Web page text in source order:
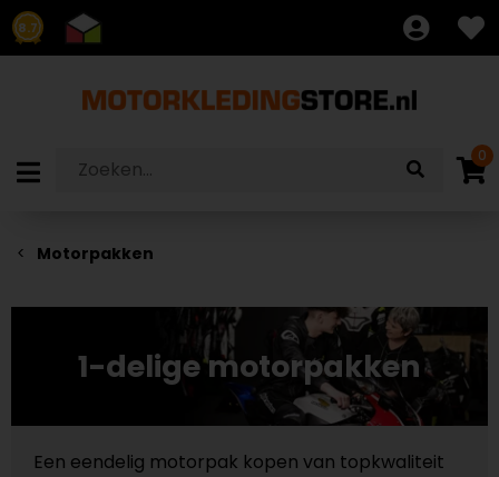
8.7
0
Motorpakken
1-delige motorpakken
Een eendelig motorpak kopen van topkwaliteit